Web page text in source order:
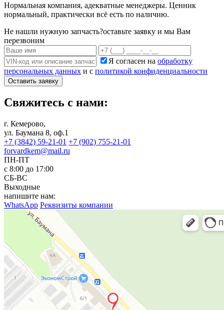
Нормальная компания, адекватные менеджеры. Ценник
нормальный, практически всё есть по наличию.
Не нашли нужную запчасть?оставьте заявку и мы Вам
перезвоним
Я согласен на обработку
персональных данных и с политикой конфиденциальности
Оставить заявку
Свяжитесь с нами:
г. Кемерово,
ул. Баумана 8, оф.1
+7 (3842) 59-21-01 +7 (902) 755-21-01
forvardkem@mail.ru
ПН-ПТ
с 8:00 до 17:00
СБ-ВС
Выходные
напишите нам:
WhatsApp Реквизиты компании